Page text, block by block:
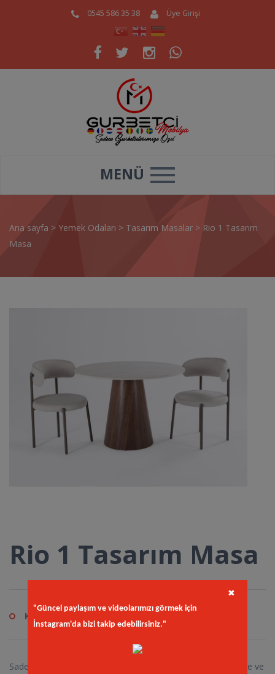
0545 586 35 38 Üye Girişi
MENÜ
Ana sayfa > Yemek Odaları > Tasarım Masalar > Rio 1 Tasarım
Masa
Rio 1 Tasarım Masa
Kod
Sadece Gurbetcilerimize Özel : Çıktığımız bu yolda desteğinize ve
"Güncel paylaşım ve videolarımızı görmek için
İnstagram'da bizi takip edebilirsiniz."
✖